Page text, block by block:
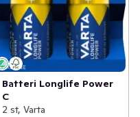
Batteri Longlife Power
C
2 st, Varta